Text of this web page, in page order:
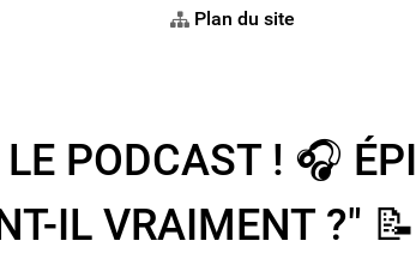
Plan du site
PODCAST ! 🎧
IL VRAIMENT ?"